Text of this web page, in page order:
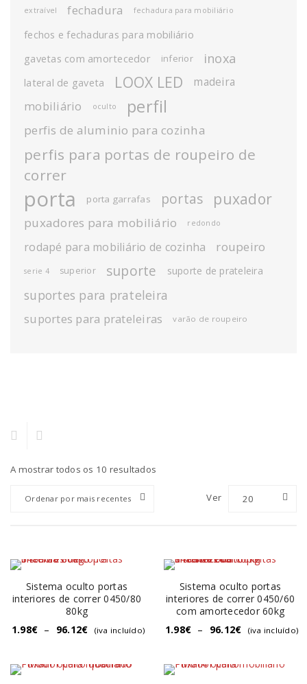
extraível fechadura fechadura para mobiliário
fechos e fechaduras para mobiliário
gavetas com amortecedor
inferior inoxa
lateral de gaveta LOOX LED madeira
mobiliário oculto perfil
perfis de aluminio para cozinha
perfis para portas de roupeiro de
correr
porta porta garrafas portas puxador
puxadores para mobiliário redondo
rodapé para mobiliário de cozinha roupeiro
serie 4 superior suporte suporte de prateleira
suportes para prateleira
suportes para prateleiras varão de roupeiro
A mostrar todos os 10 resultados
Ordenar por mais recentes Ver 20
Sistema oculto portas
interiores de correr 0450/80
80kg
1.98€ – 96.12€ (iva incluído)
Sistema oculto portas
interiores de correr 0450/60
com amortecedor 60kg
1.98€ – 96.12€ (iva incluído)